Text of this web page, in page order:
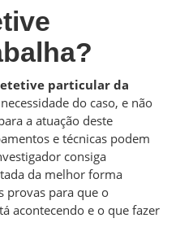
particular da
do caso, e não
a atuação deste
e técnicas podem
consiga
da melhor forma
provas para que o
acontecendo e o que fazer